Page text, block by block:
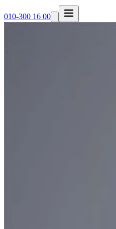
010-300 16 00